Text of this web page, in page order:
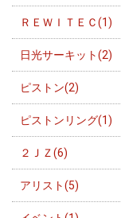
ＲＥＷＩＴＥＣ(1)
日光サーキット(2)
ピストン(2)
ピストンリング(1)
２ＪＺ(6)
アリスト(5)